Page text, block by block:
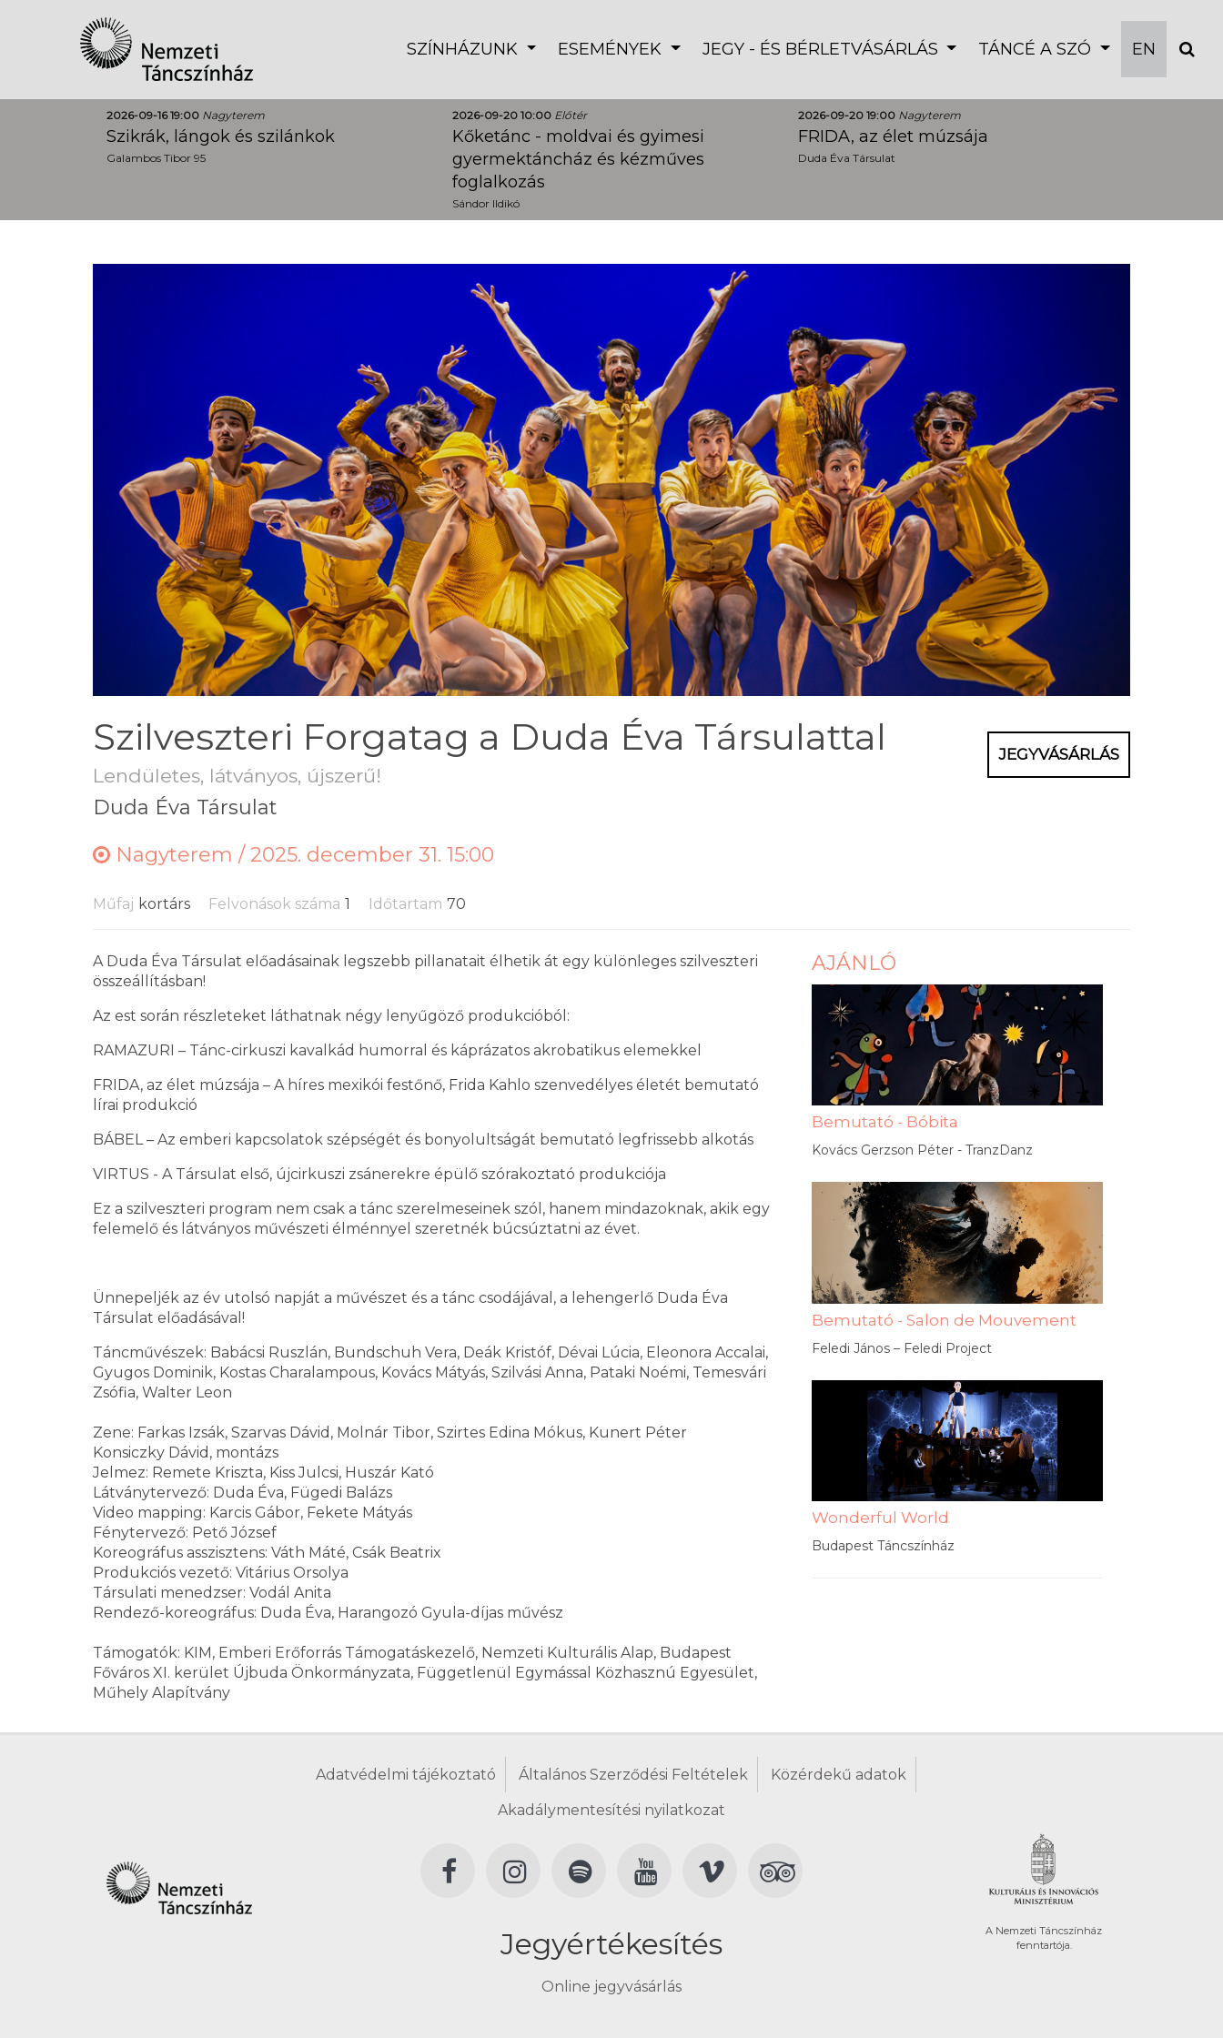
SZÍNHÁZUNK ESEMÉNYEK JEGY - ÉS BÉRLETVÁSÁRLÁS TÁNCÉ A SZÓ EN
2026-09-16 19:00 Nagyterem
Szikrák, lángok és szilánkok
Galambos Tibor 95
2026-09-20 10:00 Előtér
Kőketánc - moldvai és gyimesi
gyermektáncház és kézműves
foglalkozás
Sándor Ildikó
2026-09-20 19:00 Nagyterem
FRIDA, az élet múzsája
Duda Éva Társulat
Szilveszteri Forgatag a Duda Éva Társulattal
Lendületes, látványos, újszerű!
Duda Éva Társulat
JEGYVÁSÁRLÁS
Nagyterem / 2025. december 31. 15:00
Műfaj kortárs Felvonások száma 1 Időtartam 70
A Duda Éva Társulat előadásainak legszebb pillanatait élhetik át egy különleges szilveszteri
összeállításban!
Az est során részleteket láthatnak négy lenyűgöző produkcióból:
RAMAZURI – Tánc-cirkuszi kavalkád humorral és káprázatos akrobatikus elemekkel
FRIDA, az élet múzsája – A híres mexikói festőnő, Frida Kahlo szenvedélyes életét bemutató
lírai produkció
BÁBEL – Az emberi kapcsolatok szépségét és bonyolultságát bemutató legfrissebb alkotás
VIRTUS - A Társulat első, újcirkuszi zsánerekre épülő szórakoztató produkciója
Ez a szilveszteri program nem csak a tánc szerelmeseinek szól, hanem mindazoknak, akik egy
felemelő és látványos művészeti élménnyel szeretnék búcsúztatni az évet.
Ünnepeljék az év utolsó napját a művészet és a tánc csodájával, a lehengerlő Duda Éva
Társulat előadásával!
Táncművészek: Babácsi Ruszlán, Bundschuh Vera, Deák Kristóf, Dévai Lúcia, Eleonora Accalai,
Gyugos Dominik, Kostas Charalampous, Kovács Mátyás, Szilvási Anna, Pataki Noémi, Temesvári
Zsófia, Walter Leon
Zene: Farkas Izsák, Szarvas Dávid, Molnár Tibor, Szirtes Edina Mókus, Kunert Péter
Konsiczky Dávid, montázs
Jelmez: Remete Kriszta, Kiss Julcsi, Huszár Kató
Látványtervező: Duda Éva, Fügedi Balázs
Video mapping: Karcis Gábor, Fekete Mátyás
Fénytervező: Pető József
Koreográfus asszisztens: Váth Máté, Csák Beatrix
Produkciós vezető: Vitárius Orsolya
Társulati menedzser: Vodál Anita
Rendező-koreográfus: Duda Éva, Harangozó Gyula-díjas művész
Támogatók: KIM, Emberi Erőforrás Támogatáskezelő, Nemzeti Kulturális Alap, Budapest
Főváros XI. kerület Újbuda Önkormányzata, Függetlenül Egymással Közhasznú Egyesület,
Műhely Alapítvány
AJÁNLÓ
Bemutató - Bóbita
Kovács Gerzson Péter - TranzDanz
Bemutató - Salon de Mouvement
Feledi János – Feledi Project
Wonderful World
Budapest Táncszínház
Adatvédelmi tájékoztató Általános Szerződési Feltételek Közérdekű adatok
Akadálymentesítési nyilatkozat
Jegyértékesítés
Online jegyvásárlás
A Nemzeti Táncszínház
fenntartója.